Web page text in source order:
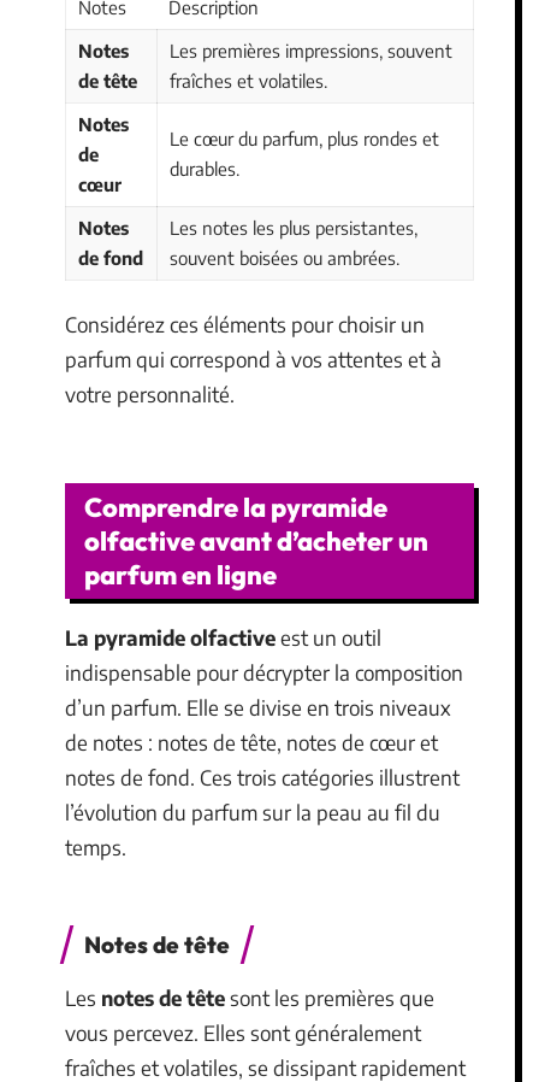
Notes
Description
Notes
de tête
Les premières impressions, souvent
fraîches et volatiles.
Notes
de
cœur
Le cœur du parfum, plus rondes et
durables.
Notes
de fond
Les notes les plus persistantes,
souvent boisées ou ambrées.
Considérez ces éléments pour choisir un
parfum qui correspond à vos attentes et à
votre personnalité.
Comprendre la pyramide
olfactive avant d’acheter un
parfum en ligne
La pyramide olfactiveest un outil
indispensable pour décrypter la composition
d’un parfum. Elle se divise en trois niveaux
de notes : notes de tête, notes de cœur et
notes de fond. Ces trois catégories illustrent
l’évolution du parfum sur la peau au fil du
temps.
Notes de tête
Les notes de têtesont les premières que
vous percevez. Elles sont généralement
fraîches et volatiles, se dissipant rapidement